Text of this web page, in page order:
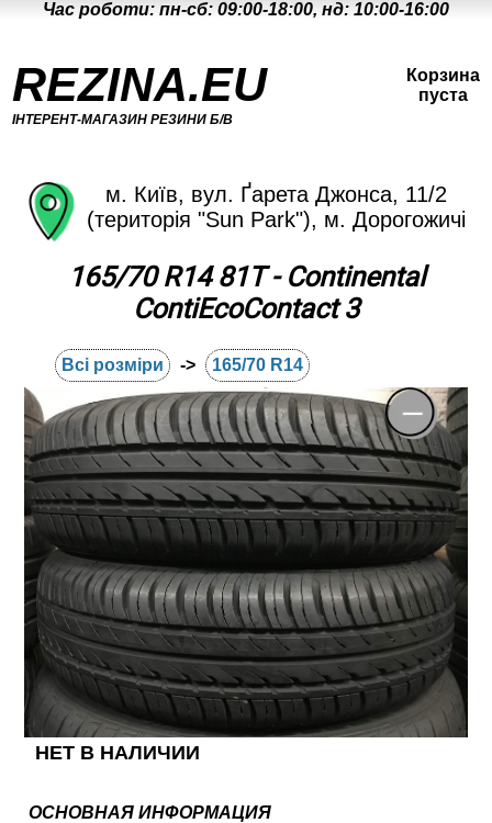
Час роботи: пн-сб: 09:00-18:00, нд: 10:00-16:00
REZINA.EU
ІНТЕРЕНТ-МАГАЗИН РЕЗИНИ Б/В
м. Київ, вул. Ґарета Джонса, 11/2
(територія "Sun Park"), м. Дорогожичі
Корзина
пуста
165/70 R14 81T - Continental
ContiEcoContact 3
Всі розміри -> 165/70 R14
НЕТ В НАЛИЧИИ
ОСНОВНАЯ ИНФОРМАЦИЯ